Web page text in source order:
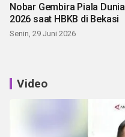
Nobar Gembira Piala Dunia
2026 saat HBKB di Bekasi
Senin, 29 Juni 2026
Video